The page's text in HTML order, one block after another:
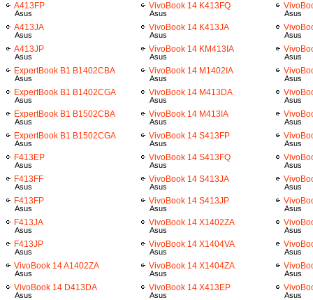
A413FP
Asus
A413JA
Asus
A413JP
Asus
ExpertBook B1 B1402CBA
Asus
ExpertBook B1 B1402CGA
Asus
ExpertBook B1 B1502CBA
Asus
ExpertBook B1 B1502CGA
Asus
F413EP
Asus
F413FF
Asus
F413FP
Asus
F413JA
Asus
F413JP
Asus
VivoBook 14 A1402ZA
Asus
VivoBook 14 D413DA
Asus
VivoBook 14 K413FQ
Asus
VivoBook 14 K413JA
Asus
VivoBook 14 KM413IA
Asus
VivoBook 14 M1402IA
Asus
VivoBook 14 M413DA
Asus
VivoBook 14 M413IA
Asus
VivoBook 14 S413FP
Asus
VivoBook 14 S413FQ
Asus
VivoBook 14 S413JA
Asus
VivoBook 14 S413JP
Asus
VivoBook 14 X1402ZA
Asus
VivoBook 14 X1404VA
Asus
VivoBook 14 X1404ZA
Asus
VivoBook 14 X413EP
Asus
Asus
Asus
Asus
Asus
Asus
Asus
Asus
Asus
Asus
Asus
Asus
Asus
Asus
Asus